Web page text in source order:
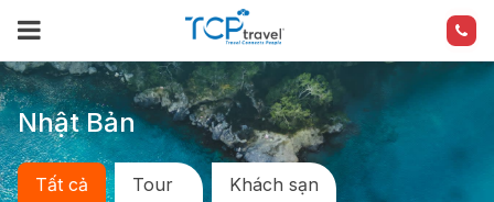
Nhật Bản
Tất cả Tour Khách sạn